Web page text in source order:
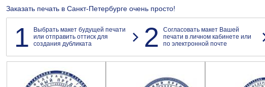
Заказать печать в Санкт-Петербурге очень просто!
1
Выбрать макет будущей печати
или отправить оттиск для
создания дубликата
2
Согласовать макет Вашей
печати в личном кабинете или
по электронной почте